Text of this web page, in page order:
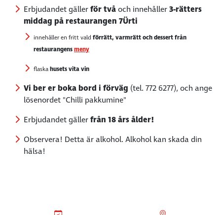
Erbjudandet gällerför tvåoch innehåller3-rätters
middag på restaurangen 7Ürti
innehåller en fritt vald förrätt, varmrätt och dessert från
restaurangensmeny
flaskahusets vita vin
Vi ber er boka bord i förväg (tel. 772 6277), och ange
lösenordet "Chilli pakkumine"
Erbjudandet gällerfrån 18 års ålder!
Observera! Detta är alkohol. Alkohol kan skada din
hälsa!